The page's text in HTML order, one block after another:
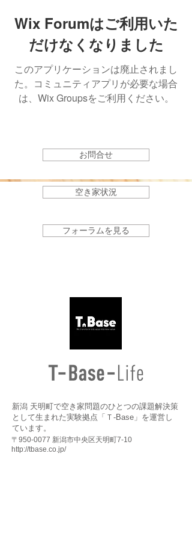
Wix Forumはご利用いた
だけなくなりました
このアプリケーションは廃止されまし
た。コミュニティアプリが必要な場合
は、Wix Groupsをご利用ください。
お問合せ
空き家状況
フォーラムを見る
新潟 天明町で空き家問題のひとつの課題解決策
として生まれた実験拠点「Ｔ-Base」を運営し
ています。
〒950-0077 新潟市中央区天明町7-10
http://tbase.co.jp/